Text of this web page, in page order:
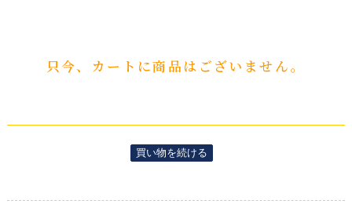
只今、カートに商品はございません。